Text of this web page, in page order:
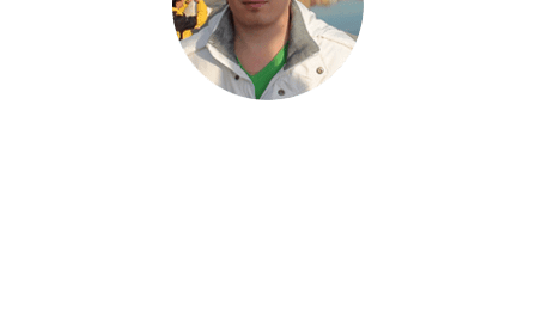
Lyudmila Vasilenko
Prime Lab Tech